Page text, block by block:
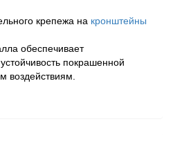
крепежа на кронштейны
обеспечивает
покрашенной
воздействиям.